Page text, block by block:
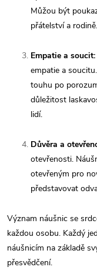
Můžou být
přátelství a rodině.
Empatie a soucit:
empatie a
touhu po
důležitost
lidí.
Důvěra a
otevřenosti.
otevřeným pro
představovat
Význam náušnic se
každou osobu. Každý
náušnicím na základě
přesvědčení.